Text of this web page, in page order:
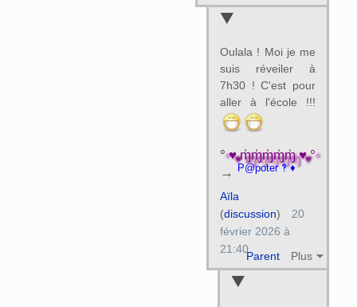
Oulala ! Moi je me
suis réveiler à
7h30 ! C'est pour
aller à l'école !!!
°♥ɱ̍ɱ̍ɱ̍ɱ̍ɱ̍♥°
→
P@poter ‽ ♦
Parent Plus
Aïla
(discussion)
20
février 2026 à
21:40